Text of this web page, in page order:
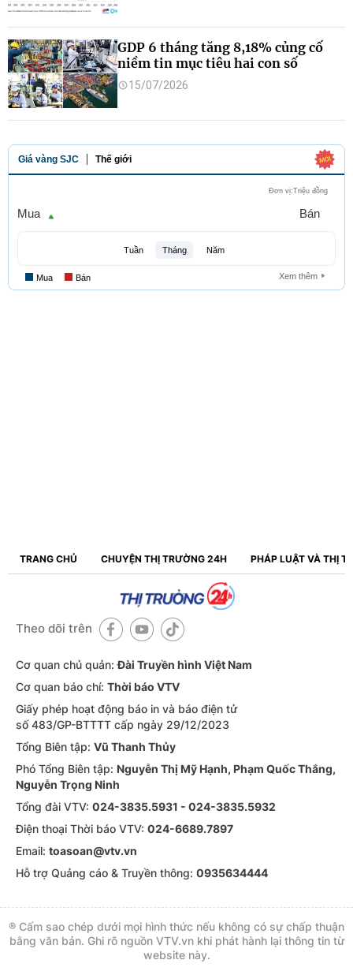
GDP 6 tháng tăng 8,18% củng cố
niềm tin mục tiêu hai con số
15/07/2026
TRANG CHỦ CHUYỆN THỊ TRƯỜNG 24H PHÁP LUẬT VÀ THỊ
Theo dõi trên
Cơ quan chủ quản:Đài Truyền hình Việt Nam
Cơ quan báo chí: Thời báo VTV
Giấy phép hoạt động báo in và báo điện tử
số 483/GP-BTTTT cấp ngày 29/12/2023
Tổng Biên tập: Vũ Thanh Thủy
Phó Tổng Biên tập: Nguyễn Thị Mỹ Hạnh, Phạm Quốc Thắng,
Nguyễn Trọng Ninh
Tổng đài VTV: 024-3835.5931 - 024-3835.5932
Ðiện thoại Thời báo VTV: 024-6689.7897
Email: toasoan@vtv.vn
Hỗ trợ Quảng cáo & Truyền thông: 0935634444
® Cấm sao chép dưới mọi hình thức nếu không có sự chấp thuận
bằng văn bản. Ghi rõ nguồn VTV.vn khi phát hành lại thông tin từ
website này.